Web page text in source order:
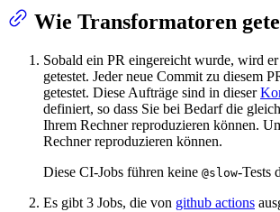
Wie Transformatoren
Sobald ein PR eingereicht wurde, wird
getestet. Jeder neue Commit zu diesem
getestet. Diese Aufträge sind in dieser
definiert, so dass Sie bei Bedarf die
Ihrem Rechner reproduzieren können.
Rechner reproduzieren können.
Diese CI-Jobs führen keine @slow-Tests
Es gibt 3 Jobs, die von github actions